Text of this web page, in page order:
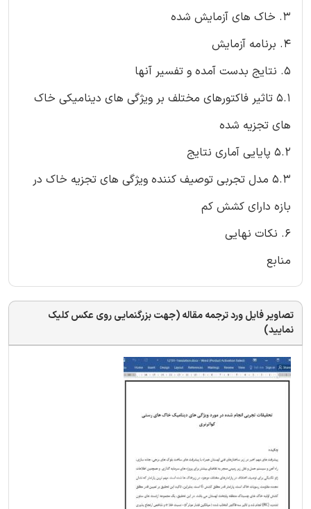
3. خاک های آزمایش شده
4. برنامه آزمایش
5. نتایج بدست آمده و تفسیر آنها
5.1 تاثیر فاکتورهای مختلف بر ویژگی های دینامیکی خاک
های تجزیه شده
5.2 پایایی آماری نتایج
5.3 مدل تجربی توصیف کننده ویژگی های تجزیه خاک در
بازه دارای کشش کم
6. نکات نهایی
منابع
تصاویر فایل ورد ترجمه مقاله (جهت بزرگنمایی روی عکس کلیک
نمایید)